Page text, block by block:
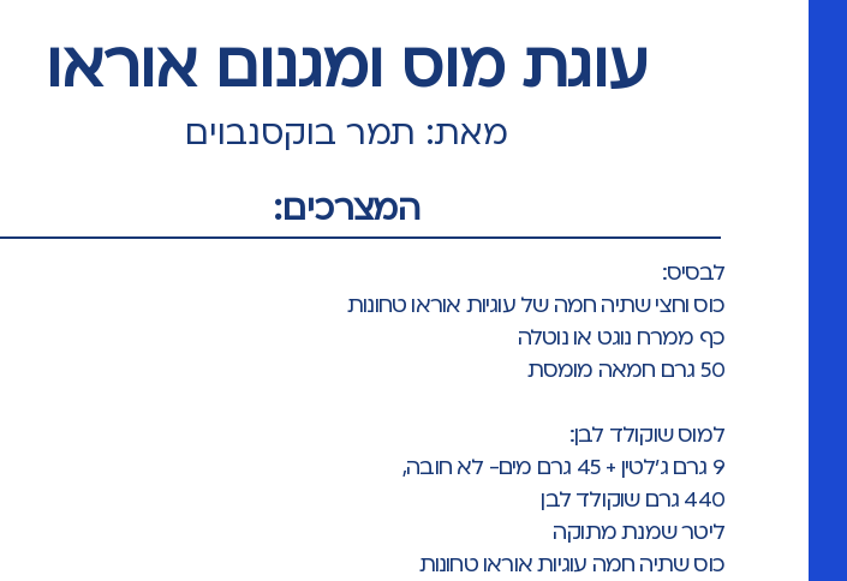
עוגת מוס ומגנום אוראו
מאת: תמר בוקסנבוים
המצרכים:
לבסיס:
כוס וחצי שתיה חמה של עוגיות אוראו טחונות
כף ממרח נוגט או נוטלה
50 גרם חמאה מומסת
למוס שוקולד לבן:
9 גרם ג'לטין + 45 גרם מים- לא חובה,
440 גרם שוקולד לבן
ליטר שמנת מתוקה
כוס שתיה חמה עוגיות אוראו טחונות